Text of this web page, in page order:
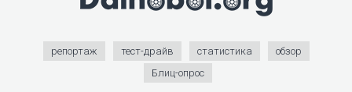
репортаж тест-драйв статистика
обзор
Блиц-опрос